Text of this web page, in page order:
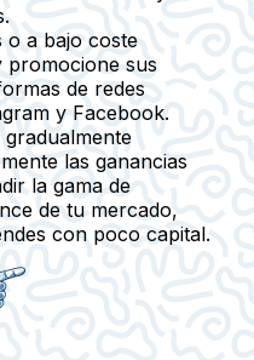
o a bajo coste
promocione sus
de redes
y Facebook.
las ganancias
la gama de
de tu mercado,
con poco capital.